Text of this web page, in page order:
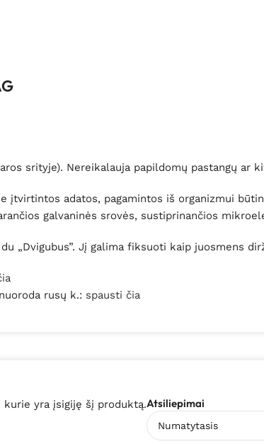
srityje). Nereikalauja papildomų pastangų ar
įtvirtintos adatos, pagamintos iš organizmui
galvaninės srovės, sustiprinančios
„Dvigubus”. Jį galima fiksuoti kaip juosmens
rusų k.: spausti čia
Atsiliepimai
yra įsigiję šį produktą.